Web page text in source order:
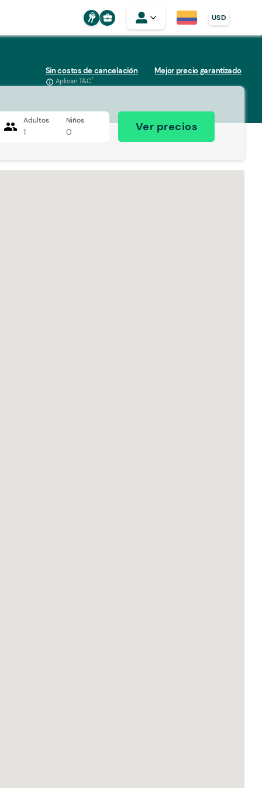
business_center USD
Sin costos de cancelación
info_outline Aplican T&C*
Mejor precio garantizado
people Adultos
1
Niños
0 Ver precios